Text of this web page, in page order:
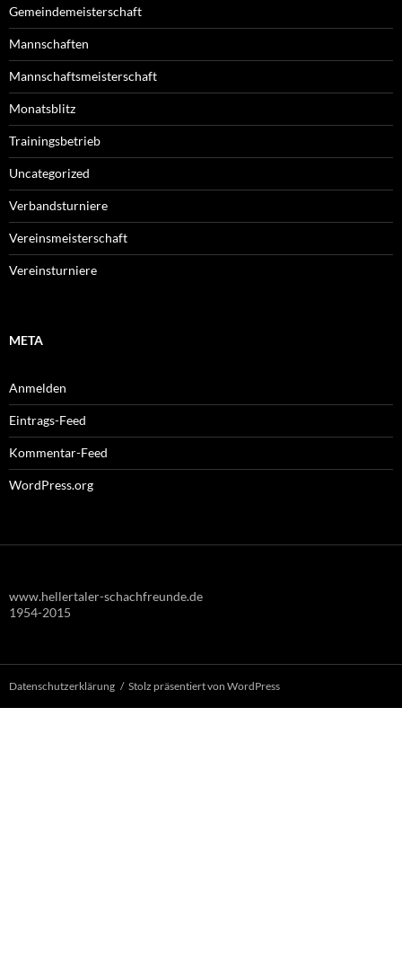
Gemeindemeisterschaft
Mannschaften
Mannschaftsmeisterschaft
Monatsblitz
Trainingsbetrieb
Uncategorized
Verbandsturniere
Vereinsmeisterschaft
Vereinsturniere
META
Anmelden
Eintrags-Feed
Kommentar-Feed
WordPress.org
www.hellertaler-schachfreunde.de
1954-2015
Datenschutzerklärung Stolz präsentiert von WordPress